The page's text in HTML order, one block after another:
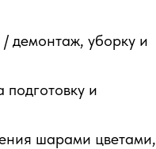
демонтаж, уборку и
и
шарами цветами,